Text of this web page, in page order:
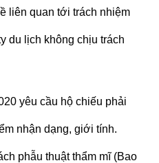
liên quan tới trách nhiệm
du lịch không chịu trách
yêu cầu hộ chiếu phải
nhận dạng, giới tính.
phẫu thuật thẩm mĩ (Bao